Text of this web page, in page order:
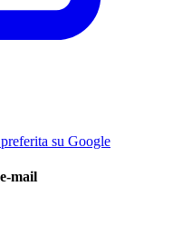
su Google
mail